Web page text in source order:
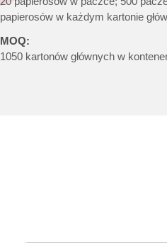
papierosów w każdym kartonie
MOQ:
1050 kartonów głównych w